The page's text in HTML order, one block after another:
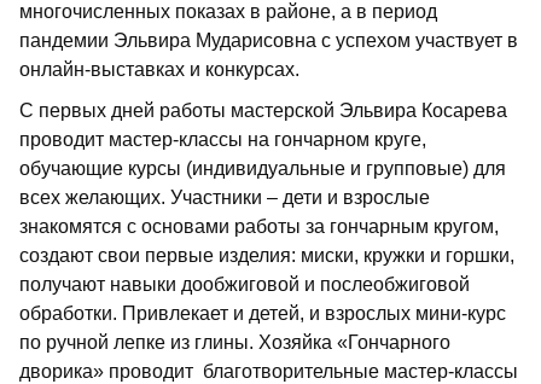
многочисленных показах в районе, а в период
пандемии Эльвира Мударисовна с успехом участвует в
онлайн-выставках и конкурсах.
С первых дней работы мастерской Эльвира Косарева
проводит мастер-классы на гончарном круге,
обучающие курсы (индивидуальные и групповые) для
всех желающих. Участники – дети и взрослые
знакомятся с основами работы за гончарным кругом,
создают свои первые изделия: миски, кружки и горшки,
получают навыки дообжиговой и послеобжиговой
обработки. Привлекает и детей, и взрослых мини-курс
по ручной лепке из глины. Хозяйка «Гончарного
дворика» проводит благотворительные мастер-классы